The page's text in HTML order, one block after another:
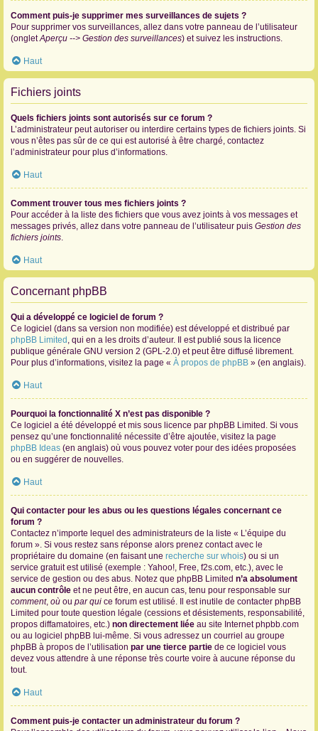
Comment puis-je supprimer mes surveillances de sujets ?
Pour supprimer vos surveillances, allez dans votre panneau de l’utilisateur
(ongletAperçu --> Gestion des surveillances) et suivez les instructions.
Haut
Fichiers joints
Quels fichiers joints sont autorisés sur ce forum ?
L’administrateur peut autoriser ou interdire certains types de fichiers joints. Si
vous n’êtes pas sûr de ce qui est autorisé à être chargé, contactez
l’administrateur pour plus d’informations.
Haut
Comment trouver tous mes fichiers joints ?
Pour accéder à la liste des fichiers que vous avez joints à vos messages et
messages privés, allez dans votre panneau de l’utilisateur puis Gestion des
fichiers joints.
Haut
Concernant phpBB
Qui a développé ce logiciel de forum ?
Ce logiciel (dans sa version non modifiée) est développé et distribué par
phpBB Limited , qui en a les droits d’auteur. Il est publié sous la licence
publique générale GNU version 2 (GPL-2.0) et peut être diffusé librement.
Pour plus d’informations, visitez la page « À propos de phpBB » (en anglais).
Haut
Pourquoi la fonctionnalité X n’est pas disponible ?
Ce logiciel a été développé et mis sous licence par phpBB Limited. Si vous
pensez qu’une fonctionnalité nécessite d’être ajoutée, visitez la page
phpBB Ideas (en anglais) où vous pouvez voter pour des idées proposées
ou en suggérer de nouvelles.
Haut
Qui contacter pour les abus ou les questions légales concernant ce
forum ?
Contactez n’importe lequel des administrateurs de la liste « L’équipe du
forum ». Si vous restez sans réponse alors prenez contact avec le
propriétaire du domaine (en faisant une recherche sur whois) ou si un
service gratuit est utilisé (exemple : Yahoo!, Free, f2s.com, etc.), avec le
service de gestion ou des abus. Notez que phpBB Limited n’a absolument
aucun contrôle et ne peut être, en aucun cas, tenu pour responsable sur
comment, où ou par qui ce forum est utilisé. Il est inutile de contacter phpBB
Limited pour toute question légale (cessions et désistements, responsabilité,
propos diffamatoires, etc.) non directement liée au site Internet phpbb.com
ou au logiciel phpBB lui-même. Si vous adressez un courriel au groupe
phpBB à propos de l’utilisation par une tierce partie de ce logiciel vous
devez vous attendre à une réponse très courte voire à aucune réponse du
tout.
Haut
Comment puis-je contacter un administrateur du forum ?